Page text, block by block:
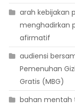
arah kebijakan
menghadirkan
afirmatif
audiensi
Pemenuhan
Gratis (MBG)
bahan mentah